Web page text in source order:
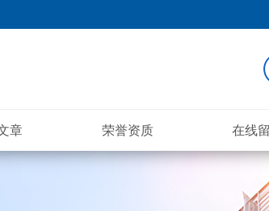
章 荣誉资质 在线